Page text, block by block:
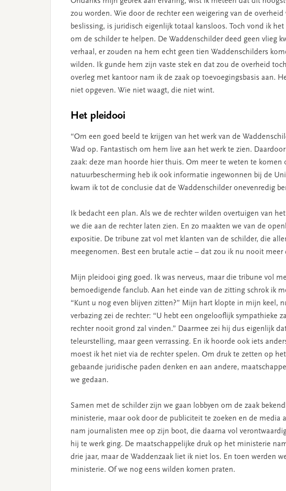
zou worden. Wie door de rechter een weigering van de
beslissing, is juridisch eigenlijk totaal kansloos. Toch vond ik
om de schilder te helpen. De Waddenschilder deed geen vlieg
verhaal, er zouden na hem echt geen tien Waddenschilders
wilden. Ik gunde hem zijn vaste stek en dat zou de overheid
overleg met kantoor nam ik de zaak op toevoegingsbasis aan.
niet opgeven. Wie niet waagt, die niet wint.
Het pleidooi
“Om een goed beeld te krijgen van het werk van de
Wad op. Fantastisch om hem live aan het werk te zien.
zaak: deze man hoorde hier thuis. Om meer te weten te komen
natuurbescherming heb ik ook informatie ingewonnen bij de
kwam ik tot de conclusie dat de Waddenschilder onevenredig
Ik bedacht een plan. Als we de rechter wilden overtuigen van
we die aan de rechter laten zien. En zo maakten we van de
expositie. De tribune zat vol met klanten van de schilder, die
meegenomen. Best een brutale actie – dat zou ik nu nooit meer
Mijn pleidooi ging goed. Ik was nerveus, maar die tribune vol
bemoedigende fanclub. Aan het einde van de zitting schrok ik
“Kunt u nog even blijven zitten?” Mijn hart klopte in mijn keel,
verbazing zei de rechter: “U hebt een ongelooflijk sympathieke
rechter nooit grond zal vinden.” Daarmee zei hij dus eigenlijk
teleurstelling, maar geen verrassing. En ik hoorde ook iets
moest ik het niet via de rechter spelen. Om druk te zetten op
gebaande juridische paden denken en aan andere,
we gedaan.
Samen met de schilder zijn we gaan lobbyen om de zaak
ministerie, maar ook door de publiciteit te zoeken en de media
nam journalisten mee op zijn boot, die daarna vol
hij te werk ging. De maatschappelijke druk op het ministerie
drie jaar, maar de Waddenzaak liet ik niet los. En toen werden
ministerie. Of we nog eens wilden komen praten.